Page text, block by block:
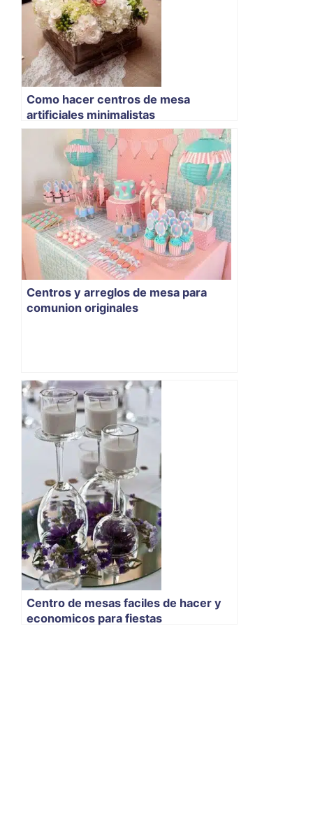
Como hacer centros de mesa
artificiales minimalistas
Centros y arreglos de mesa para
comunion originales
Centro de mesas faciles de hacer y
economicos para fiestas